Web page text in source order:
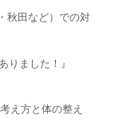
秋田など）での対
りました！』
え方と体の整え